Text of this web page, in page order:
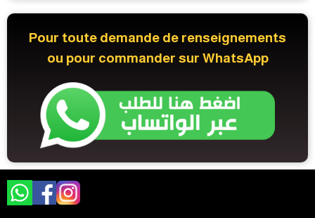
Pour toute demande de renseignements
ou pour commander sur WhatsApp